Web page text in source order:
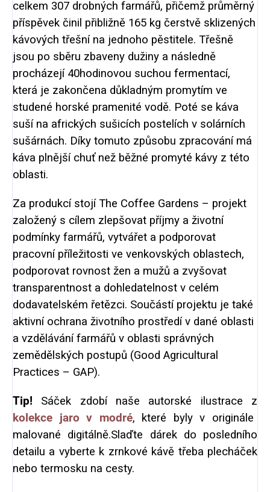
celkem 307 drobných farmářů, přičemž průměrný
příspěvek činil přibližně 165 kg čerstvě sklizených
kávových třešní na jednoho pěstitele. Třešně
jsou po sběru zbaveny dužiny a následně
procházejí 40hodinovou suchou fermentací,
která je zakončena důkladným promytím ve
studené horské pramenité vodě. Poté se káva
suší na afrických sušicích postelích v solárních
sušárnách. Díky tomuto způsobu zpracování má
káva plnější chuť než běžné promyté kávy z této
oblasti.
Za produkcí stojí The Coffee Gardens – projekt
založený s cílem zlepšovat příjmy a životní
podmínky farmářů, vytvářet a podporovat
pracovní příležitosti ve venkovských oblastech,
podporovat rovnost žen a mužů a zvyšovat
transparentnost a dohledatelnost v celém
dodavatelském řetězci. Součástí projektu je také
aktivní ochrana životního prostředí v dané oblasti
a vzdělávání farmářů v oblasti správných
zemědělských postupů (Good Agricultural
Practices – GAP).
Tip! Sáček zdobí naše autorské ilustrace z
kolekce jaro v modré, které byly v originále
malované digitálně.Slaďte dárek do posledního
detailu a vyberte k zrnkové kávě třeba plecháček
nebo termosku na cesty.